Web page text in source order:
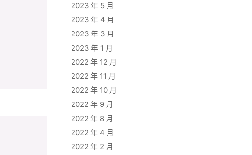
2023 年 5 月
2023 年 4 月
2023 年 3 月
2023 年 1 月
2022 年 12 月
2022 年 11 月
2022 年 10 月
2022 年 9 月
2022 年 8 月
2022 年 4 月
2022 年 2 月